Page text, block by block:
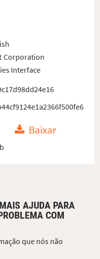
Corporation
Interface
Baixar
AJUDA PARA
COM
que nós não